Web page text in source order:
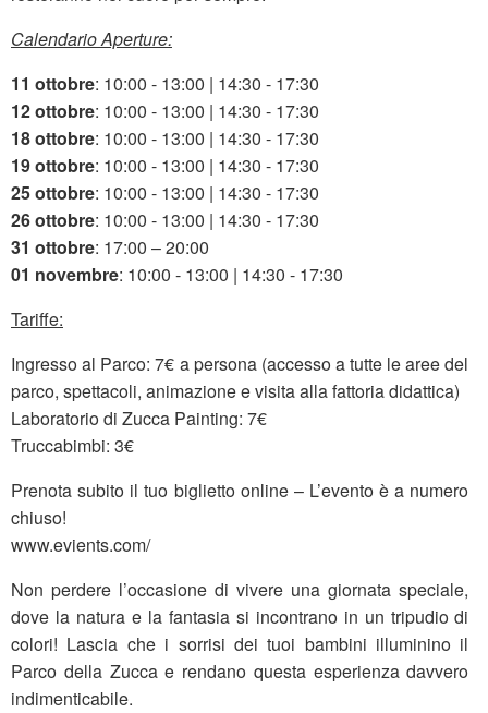
Calendario Aperture:
11 ottobre: 10:00 - 13:00 | 14:30 - 17:30
12 ottobre: 10:00 - 13:00 | 14:30 - 17:30
18 ottobre: 10:00 - 13:00 | 14:30 - 17:30
19 ottobre: 10:00 - 13:00 | 14:30 - 17:30
25 ottobre: 10:00 - 13:00 | 14:30 - 17:30
26 ottobre: 10:00 - 13:00 | 14:30 - 17:30
31 ottobre: 17:00 – 20:00
01 novembre: 10:00 - 13:00 | 14:30 - 17:30
Tariffe:
Ingresso al Parco: 7€ a persona (accesso a tutte le aree del
parco, spettacoli, animazione e visita alla fattoria didattica)
Laboratorio di Zucca Painting: 7€
Truccabimbi: 3€
Prenota subito il tuo biglietto online – L’evento è a numero
chiuso!
www.evients.com/
Non perdere l’occasione di vivere una giornata speciale,
dove la natura e la fantasia si incontrano in un tripudio di
colori! Lascia che i sorrisi dei tuoi bambini illuminino il
Parco della Zucca e rendano questa esperienza davvero
indimenticabile.